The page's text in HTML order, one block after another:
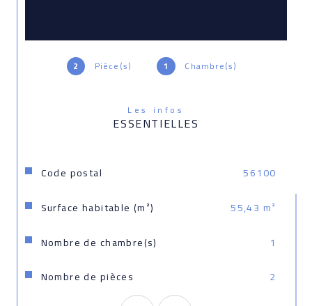
2 Pièce(s) 1 Chambre(s)
Les infos
ESSENTIELLES
Caractéristiques Valeurs
Code postal
56100
Surface habitable (m²)
55,43 m²
Nombre de chambre(s)
1
Nombre de pièces
2
Charge de copropriete
Prix de vente HAI :125400 €
Prix hors honoraires : 120000 € (Honoraires de 4.5%
Contactez votre conseiller Avictoria Immobilier
Elodie Denou, agent commercial immatriculé au RSAC
de Lorient sous le numéro 839105194